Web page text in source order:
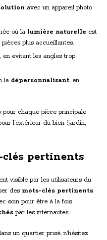
avec un appareil photo
où la lumière naturelle est
plus accueillantes.
, en évitant les angles trop
la dépersonnalisant, en
pour chaque pièce principale
l’extérieur du bien (jardin,
pertinents
visible par les utilisateurs du
des mots-clés pertinents.
soin pour être à la fois
par les internautes.
un quartier prisé, n’hésitez